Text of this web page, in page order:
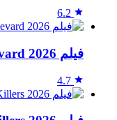
6.2
فيلم Boulevard 2026 مترجم كامل HD
4.7